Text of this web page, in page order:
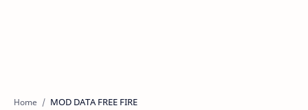
Home MOD DATA FREE FIRE